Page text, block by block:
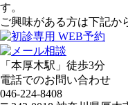
す。
ご興味がある方は下記か
「本厚木駅」徒歩3分
電話でのお問い合わせ
046-224-8408